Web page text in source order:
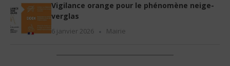
Vigilance orange pour le phénomène neige-
verglas
6 janvier 2026 Mairie